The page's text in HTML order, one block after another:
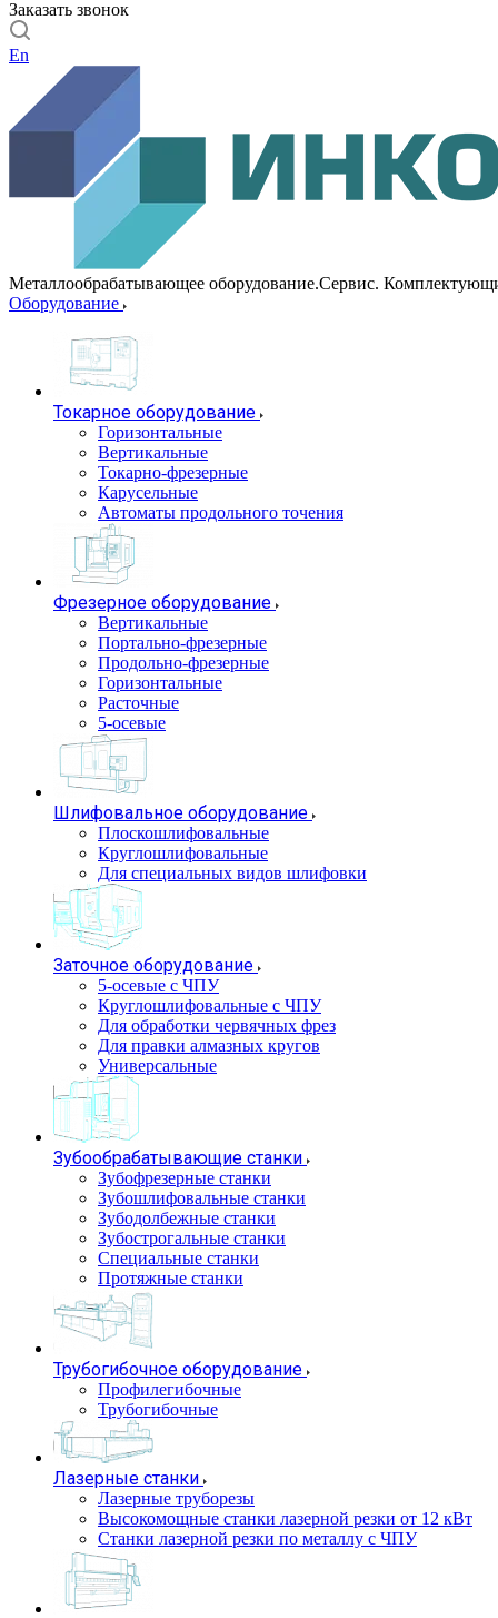
Заказать звонок
En
Металлообрабатывающее оборудование.Сервис.
Оборудование
Токарное оборудование
Горизонтальные
Вертикальные
Токарно-фрезерные
Карусельные
Автоматы продольного точения
Фрезерное оборудование
Вертикальные
Портально-фрезерные
Продольно-фрезерные
Горизонтальные
Расточные
5-осевые
Шлифовальное оборудование
Плоскошлифовальные
Круглошлифовальные
Для специальных видов шлифовки
Заточное оборудование
5-осевые с ЧПУ
Круглошлифовальные с ЧПУ
Для обработки червячных фрез
Для правки алмазных кругов
Универсальные
Зубообрабатывающие станки
Зубофрезерные станки
Зубошлифовальные станки
Зубодолбежные станки
Зубострогальные станки
Специальные станки
Протяжные станки
Трубогибочное оборудование
Профилегибочные
Трубогибочные
Лазерные станки
Лазерные труборезы
Высокомощные станки лазерной резки от 12 кВт
Станки лазерной резки по металлу с ЧПУ